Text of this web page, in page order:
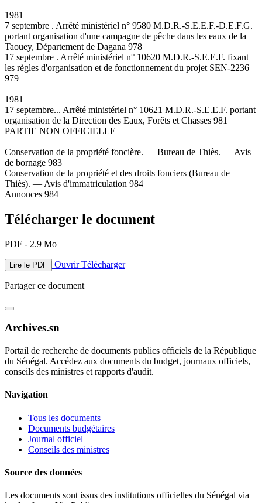
1981
7 septembre . Arrêté ministériel n° 9580 M.D.R.-S.E.E.F.-D.E.F.G.
portant organisation d'une campagne de pêche dans les eaux de la
Taouey, Département de Dagana 978
17 septembre . Arrêté ministériel n° 10620 M.D.R.-S.E.E.F. fixant
les règles d'organisation et de fonctionnement du projet SEN-2236
979
1981
17 septembre... Arrêté ministériel n° 10621 M.D.R.-S.E.E.F. portant
organisation de la Direction des Eaux, Forêts et Chasses 981
PARTIE NON OFFICIELLE
Conservation de la propriété foncière. — Bureau de Thiès. — Avis
de bornage 983
Conservation de la propriété et des droits fonciers (Bureau de
Thiès). — Avis d'immatriculation 984
Annonces 984
Télécharger le document
PDF - 2.9 Mo
Lire le PDF OuvrirTélécharger
Partager ce document
Archives.sn
Portail de recherche de documents publics officiels de la République
du Sénégal. Accédez aux documents du budget, journaux officiels,
conseils des ministres et rapports d'audit.
Navigation
Tous les documents
Documents budgétaires
Journal officiel
Conseils des ministres
Source des données
Les documents sont issus des institutions officielles du Sénégal via